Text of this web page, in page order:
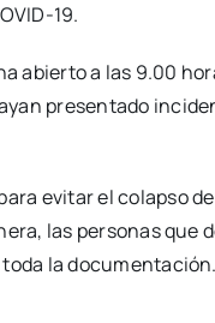
19.
abier­to a las 9.00
pre­sen­ta­do
evi­tar el colap­so
las per­so­nas que
la